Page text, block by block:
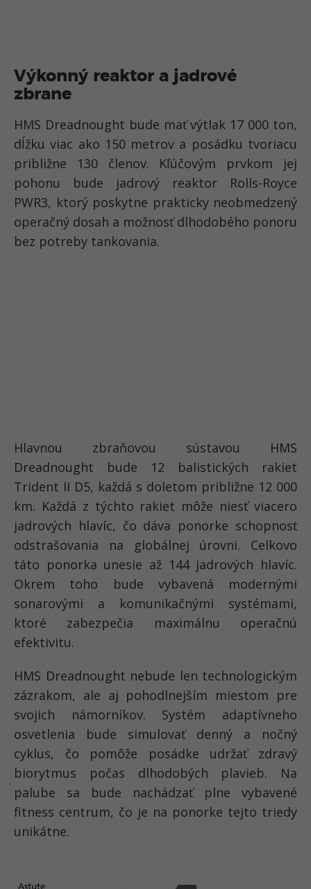
Výkonný reaktor a jadrové
zbrane
HMS Dreadnought bude mať výtlak 17 000 ton,
dĺžku viac ako 150 metrov a posádku tvoriacu
približne 130 členov. Kľúčovým prvkom jej
pohonu bude jadrový reaktor Rolls-Royce
PWR3, ktorý poskytne prakticky neobmedzený
operačný dosah a možnosť dlhodobého ponoru
bez potreby tankovania.
Hlavnou zbraňovou sústavou HMS
Dreadnought bude 12 balistických rakiet
Trident II D5, každá s doletom približne 12 000
km. Každá z týchto rakiet môže niesť viacero
jadrových hlavíc, čo dáva ponorke schopnosť
odstrašovania na globálnej úrovni. Celkovo
táto ponorka unesie až 144 jadrových hlavíc.
Okrem toho bude vybavená modernými
sonarovými a komunikačnými systémami,
ktoré zabezpečia maximálnu operačnú
efektivitu.
HMS Dreadnought nebude len technologickým
zázrakom, ale aj pohodlnejším miestom pre
svojich námorníkov. Systém adaptívneho
osvetlenia bude simulovať denný a nočný
cyklus, čo pomôže posádke udržať zdravý
biorytmus počas dlhodobých plavieb. Na
palube sa bude nachádzať plne vybavené
fitness centrum, čo je na ponorke tejto triedy
unikátne.